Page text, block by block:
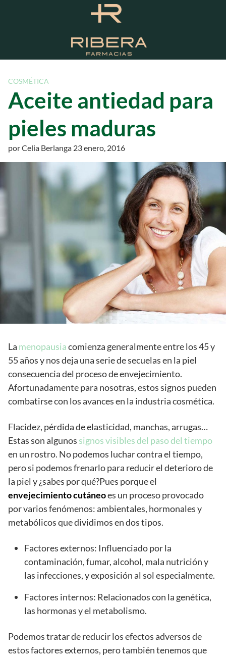
n
d
COSMÉTICA
Aceite antiedad para
pieles maduras
porCelia Berlanga 23 enero, 2016
La menopausiacomienza generalmente entre los 45 y
55 años y nos deja una serie de secuelas en la piel
consecuencia del proceso de envejecimiento.
Afortunadamente para nosotras, estos signos pueden
combatirse con los avances en la industria cosmética.
Flacidez, pérdida de elasticidad, manchas, arrugas…
Estas son algunos signos visibles del paso del tiempo
en un rostro. No podemos luchar contra el tiempo,
pero si podemos frenarlo para reducir el deterioro de
la piel y ¿sabes por qué?Pues porque el
envejecimiento cutáneoes un proceso provocado
por varios fenómenos: ambientales, hormonales y
metabólicos que dividimos en dos tipos.
Factores externos: Influenciado por la
contaminación, fumar, alcohol, mala nutrición y
las infecciones, y exposición al sol especialmente.
Factores internos: Relacionados con la genética,
las hormonas y el metabolismo.
Podemos tratar de reducir los efectos adversos de
estos factores externos, pero también tenemos que